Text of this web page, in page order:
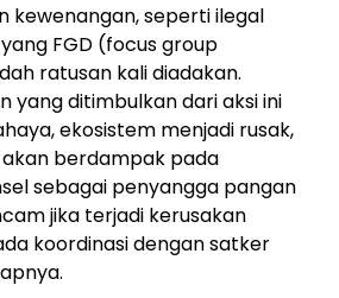
kewenangan, seperti ilegal
FGD (focus group
ratusan kali diadakan.
yang ditimbulkan dari aksi ini
ekosistem menjadi rusak,
berdampak pada
sebagai penyangga pangan
jika terjadi kerusakan
koordinasi dengan satker